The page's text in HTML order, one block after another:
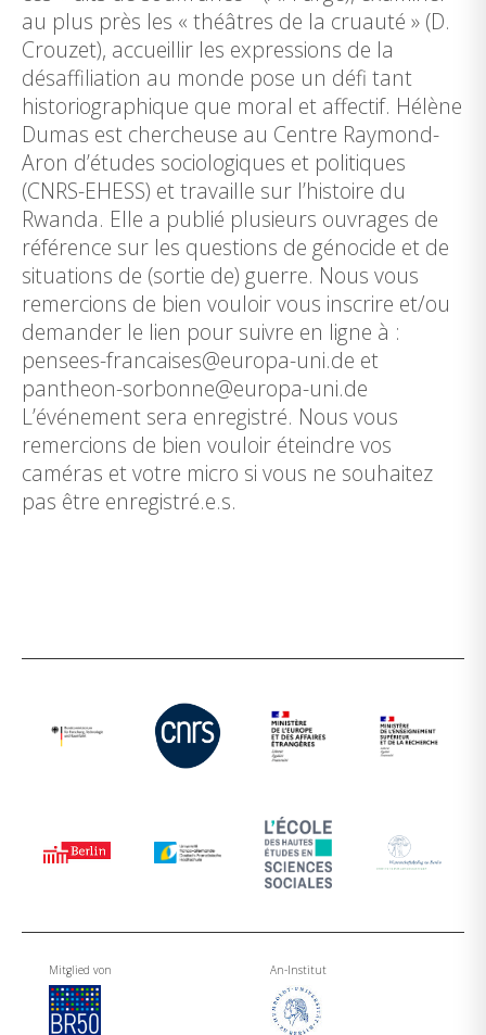
au plus près les « théâtres de la cruauté » (D.
Crouzet), accueillir les expressions de la
désaffiliation au monde pose un défi tant
historiographique que moral et affectif. Hélène
Dumas est chercheuse au Centre Raymond-
Aron d’études sociologiques et politiques
(CNRS-EHESS) et travaille sur l’histoire du
Rwanda. Elle a publié plusieurs ouvrages de
référence sur les questions de génocide et de
situations de (sortie de) guerre. Nous vous
remercions de bien vouloir vous inscrire et/ou
demander le lien pour suivre en ligne à :
pensees-francaises@europa-uni.de et
pantheon-sorbonne@europa-uni.de
L’événement sera enregistré. Nous vous
remercions de bien vouloir éteindre vos
caméras et votre micro si vous ne souhaitez
pas être enregistré.e.s.
Mitglied von An-Institut